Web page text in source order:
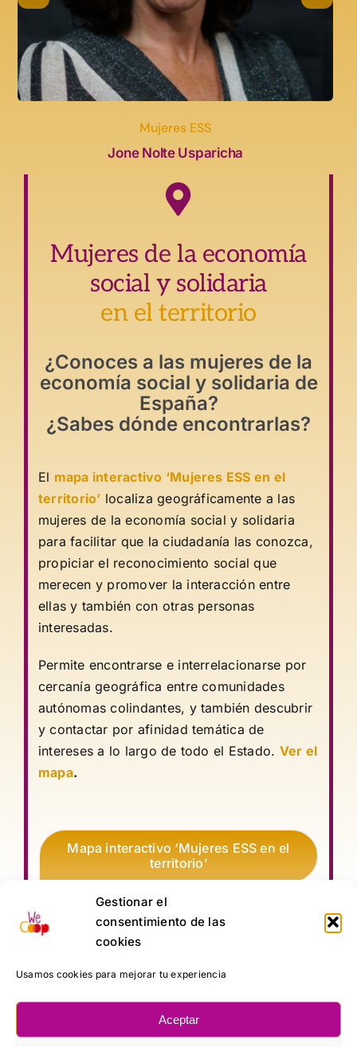
Gestionar el
consentimiento de las
cookies
Usamos cookies para mejorar tu experiencia
Aceptar
Mujeres ESS
Jone Nolte Usparicha
Mujeres de la economía
social y solidaria
en el territorio
¿Conoces a las mujeres de la
economía social y solidaria de
España?
¿Sabes dónde encontrarlas?
El mapa interactivo ‘Mujeres ESS en el
territorio’ localiza geográficamente a las
mujeres de la economía social y solidaria
para facilitar que la ciudadanía las conozca,
propiciar el reconocimiento social que
merecen y promover la interacción entre
ellas y también con otras personas
interesadas.
Permite encontrarse e interrelacionarse por
cercanía geográfica entre comunidades
autónomas colindantes, y también descubrir
y contactar por afinidad temática de
intereses a lo largo de todo el Estado. Ver el
mapa.
Mapa interactivo ‘Mujeres ESS en el
territorio’